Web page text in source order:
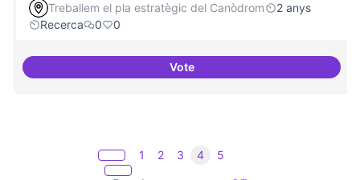
Treballem el pla estratègic del Canòdrom
2 anys
Recerca
0 0
VoteBeques de recerca per
1 2 3 4 5